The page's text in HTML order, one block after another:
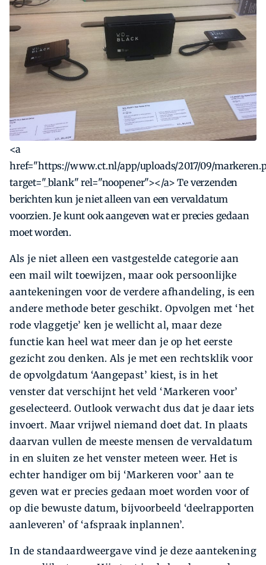
<a
href="https://www.ct.nl/app/uploads/2017/09/
target="_blank" rel="noopener"></a> Te verzenden
berichten kun je niet alleen van een vervaldatum
voorzien. Je kunt ook aangeven wat er precies gedaan
moet worden.
Als je niet alleen een vastgestelde categorie aan
een mail wilt toewijzen, maar ook persoonlijke
aantekeningen voor de verdere afhandeling, is een
andere methode beter geschikt. Opvolgen met ‘het
rode vlaggetje’ ken je wellicht al, maar deze
functie kan heel wat meer dan je op het eerste
gezicht zou denken. Als je met een rechtsklik voor
de opvolgdatum ‘Aangepast’ kiest, is in het
venster dat verschijnt het veld ‘Markeren voor’
geselecteerd. Outlook verwacht dus dat je daar iets
invoert. Maar vrijwel niemand doet dat. In plaats
daarvan vullen de meeste mensen de vervaldatum
in en sluiten ze het venster meteen weer. Het is
echter handiger om bij ‘Markeren voor’ aan te
geven wat er precies gedaan moet worden voor of
op die bewuste datum, bijvoorbeeld ‘deelrapporten
aanleveren’ of ‘afspraak inplannen’.
In de standaardweergave vind je deze aantekening